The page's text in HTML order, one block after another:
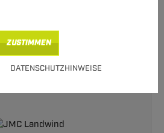
DATENSCHUTZHINWEISE
ZUSTIMMENProgramm für